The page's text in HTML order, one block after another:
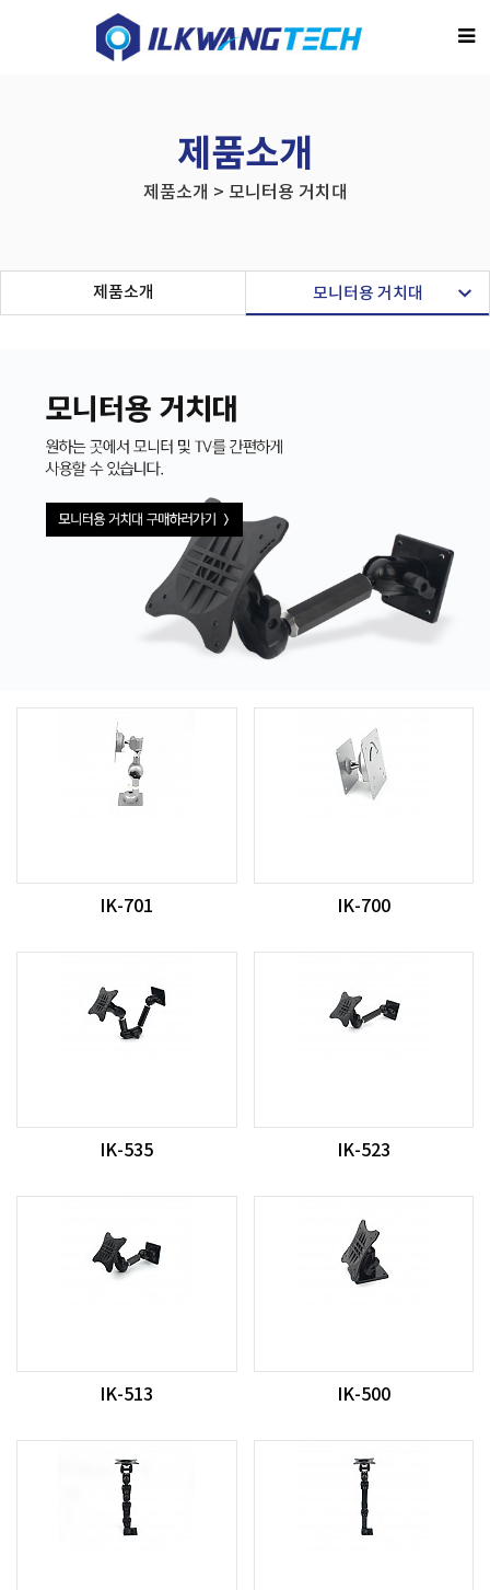
제품소개
제품소개 > 모니터용 거치대
제품소개 모니터용 거치대
IK-701 IK-700
IK-535 IK-523
IK-513 IK-500